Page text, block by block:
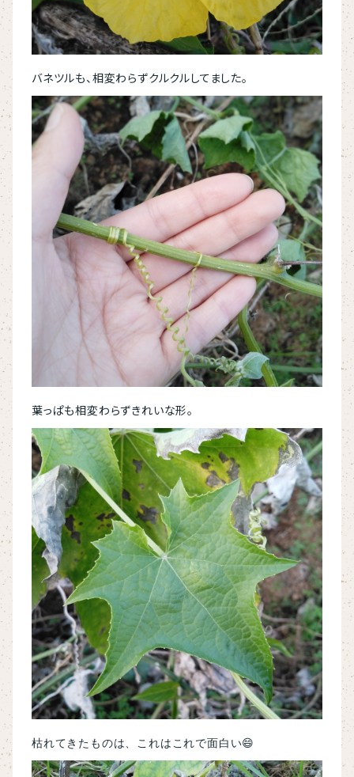
バネツルも、相変わらずクルクルしてました。
葉っぱも相変わらずきれいな形。
枯れてきたものは、これはこれで面白い😄